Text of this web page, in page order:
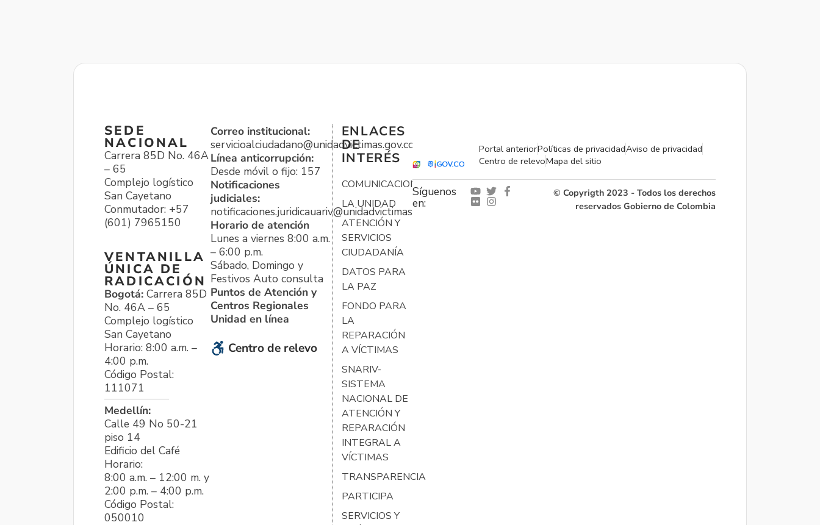
SEDE
NACIONAL
Carrera 85D No. 46A
– 65
Complejo logístico
San Cayetano
Conmutador: +57
(601) 7965150
VENTANILLA
ÚNICA DE
RADICACIÓN
Bogotá: Carrera 85D
No. 46A – 65
Complejo logístico
San Cayetano
Horario: 8:00 a.m. –
4:00 p.m.
Código Postal:
111071
Medellín:
Calle 49 No 50-21
piso 14
Edificio del Café
Horario:
8:00 a.m. – 12:00 m. y
2:00 p.m. – 4:00 p.m.
Código Postal:
050010
Correo institucional:
servicioalciudadano@unidadvictimas.gov.co
Línea anticorrupción:
Desde móvil o fijo: 157
Notificaciones
judiciales:
notificaciones.juridicauariv@unidadvictimas.gov.co
Horario de atención
Lunes a viernes 8:00 a.m.
– 6:00 p.m.
Sábado, Domingo y
Festivos Auto consulta
Puntos de Atención y
Centros Regionales
Unidad en línea
Centro de relevo
ENLACES
DE
INTERÉS
COMUNICACIONES
LA UNIDAD
ATENCIÓN Y
SERVICIOS
CIUDADANÍA
DATOS PARA
LA PAZ
FONDO PARA
LA
REPARACIÓN
A VÍCTIMAS
SNARIV-
SISTEMA
NACIONAL DE
ATENCIÓN Y
REPARACIÓN
INTEGRAL A
VÍCTIMAS
TRANSPARENCIA
PARTICIPA
SERVICIOS Y
Portal anteriorPolíticas de privacidadAviso de privacidad
Centro de relevoMapa del sitio
Síguenos
en:
© Copyrigth 2023 - Todos los derechos
reservados Gobierno de Colombia